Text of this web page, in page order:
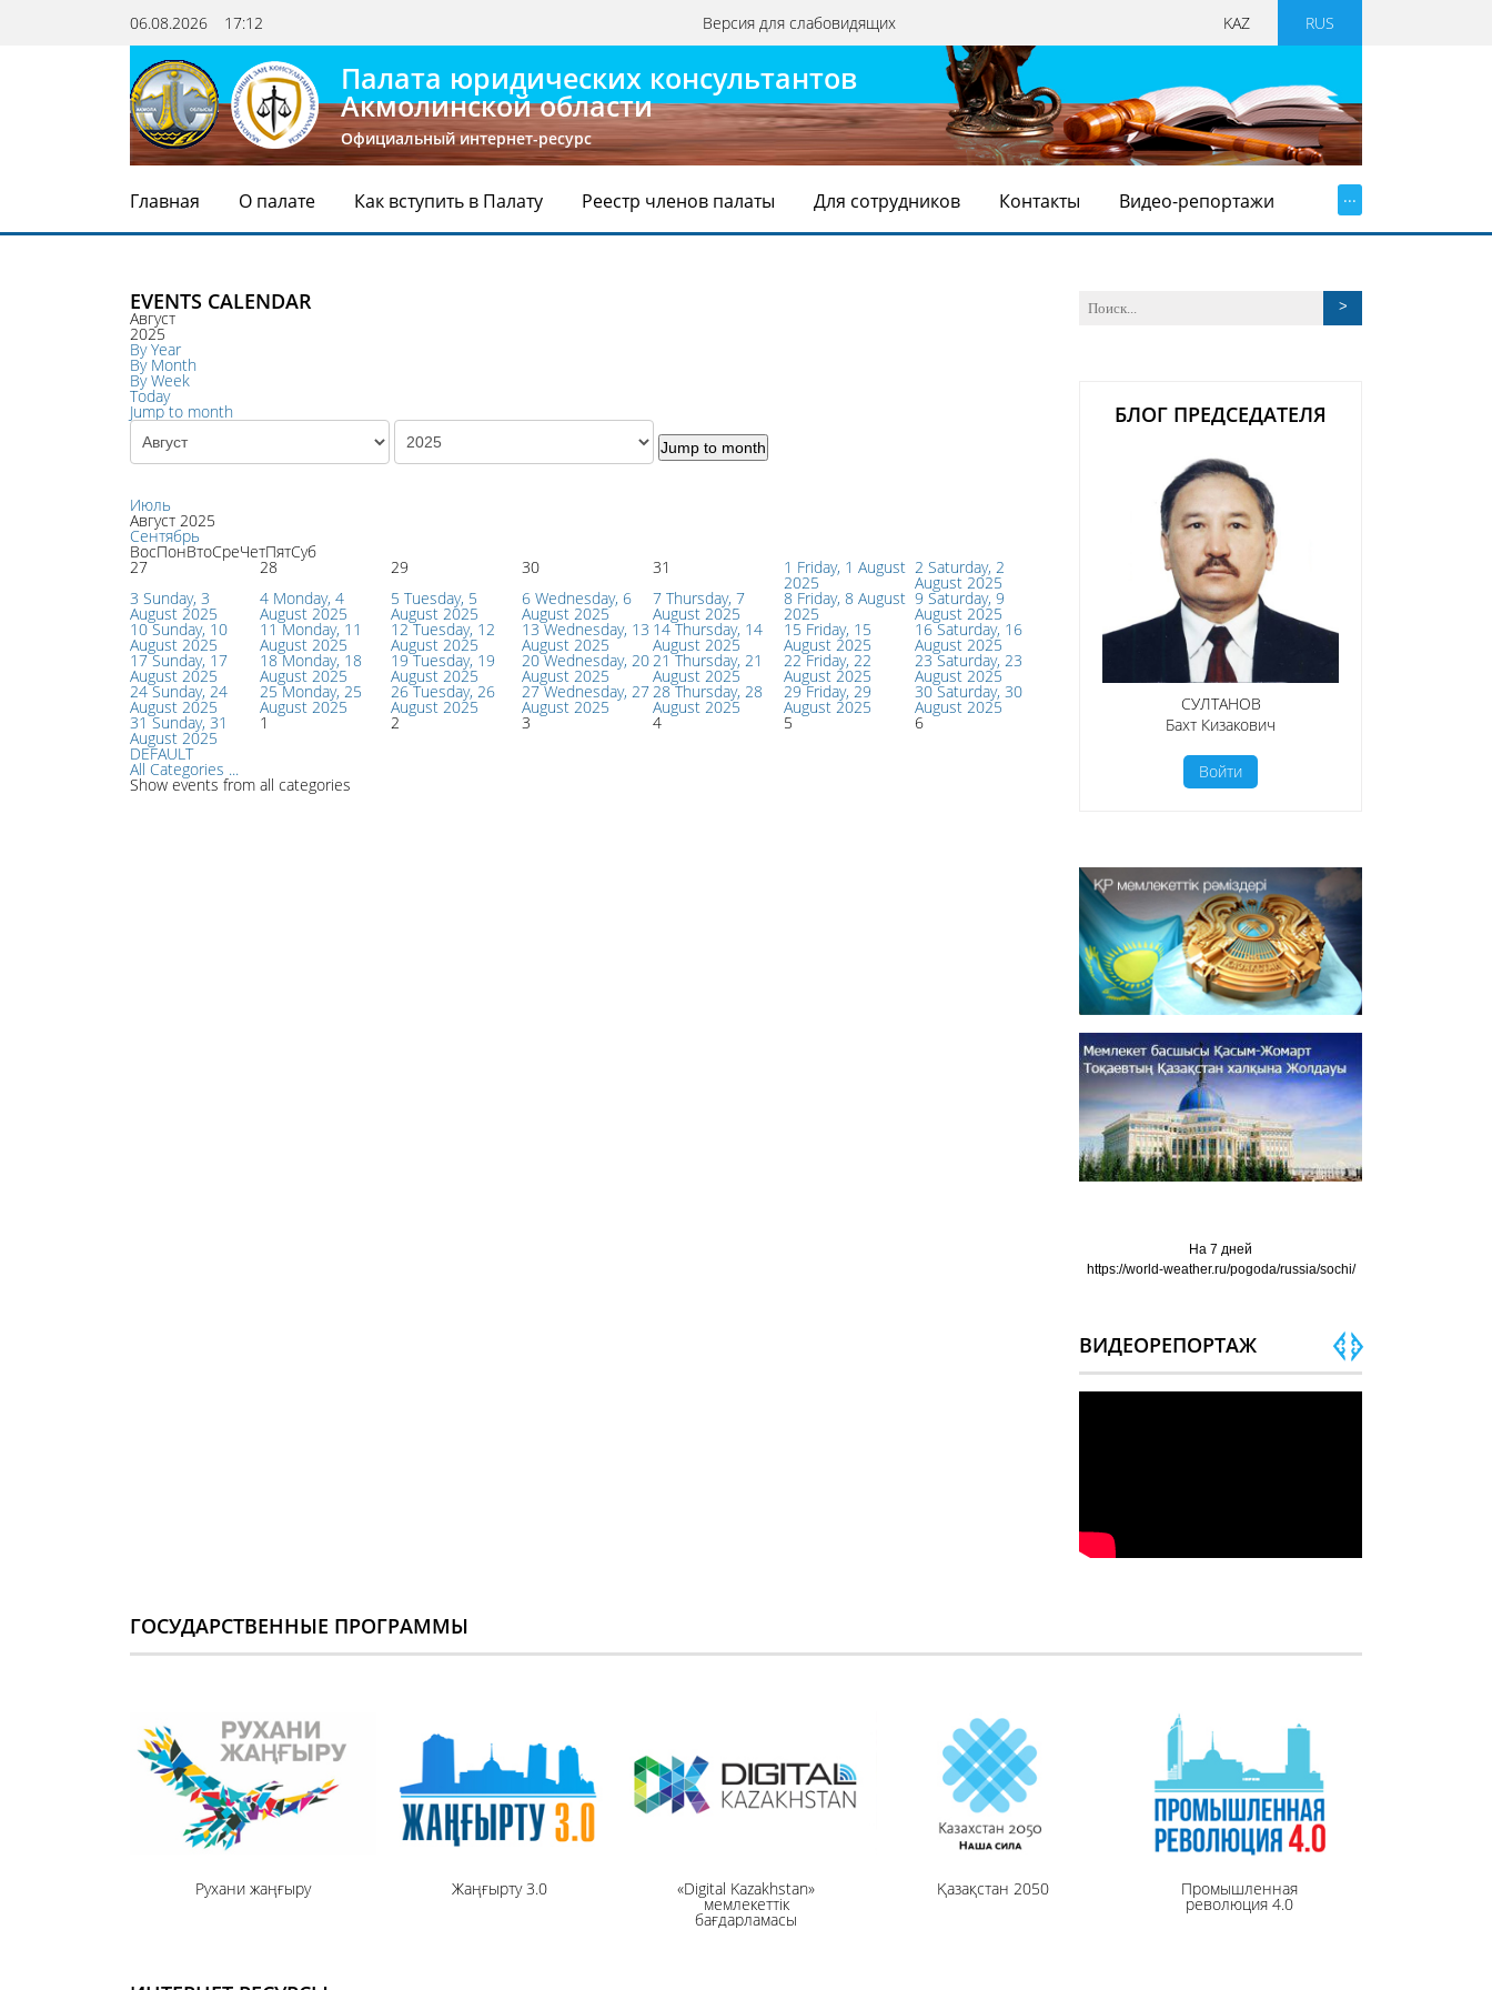
06.08.2026 17:12 Версия для слабовидящих KAZ RUS
Палата юридических консультантов
Акмолинской области
Официальный интернет-ресурс
Главная О палате Как вступить в Палату Реестр членов палаты Для сотрудников Контакты Видео-репортажи ...
EVENTS CALENDAR
Август
2025
By Year
By Month
By Week
Today
Jump to month
Jump to month
Июль
Август 2025
Сентябрь
ВосПонВтоСреЧетПятСуб
27 28 29 30 31 1 Friday, 1 August
2025
2 Saturday, 2
August 2025
3 Sunday, 3
August 2025
4 Monday, 4
August 2025
5 Tuesday, 5
August 2025
6 Wednesday, 6
August 2025
7 Thursday, 7
August 2025
8 Friday, 8 August
2025
9 Saturday, 9
August 2025
10 Sunday, 10
August 2025
11 Monday, 11
August 2025
12 Tuesday, 12
August 2025
13 Wednesday, 13
August 2025
14 Thursday, 14
August 2025
15 Friday, 15
August 2025
16 Saturday, 16
August 2025
17 Sunday, 17
August 2025
18 Monday, 18
August 2025
19 Tuesday, 19
August 2025
20 Wednesday, 20
August 2025
21 Thursday, 21
August 2025
22 Friday, 22
August 2025
23 Saturday, 23
August 2025
24 Sunday, 24
August 2025
25 Monday, 25
August 2025
26 Tuesday, 26
August 2025
27 Wednesday, 27
August 2025
28 Thursday, 28
August 2025
29 Friday, 29
August 2025
30 Saturday, 30
August 2025
31 Sunday, 31
August 2025
1 2 3 4 5
6
DEFAULT
All Categories ...
Show events from all categories
БЛОГ ПРЕДСЕДАТЕЛЯ
СУЛТАНОВ
Бахт Кизакович
Войти
На 7 дней
https://world-weather.ru/pogoda/russia/sochi/
ВИДЕОРЕПОРТАЖ
ГОСУДАРСТВЕННЫЕ ПРОГРАММЫ
Рухани жаңғыру Жаңғырту 3.0 «Digital Kazakhstan»
мемлекеттік
бағдарламасы
Қазақстан 2050 Промышленная
революция 4.0